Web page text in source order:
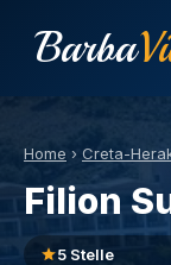
Barba
Home › Creta-
Filion
5 Stelle